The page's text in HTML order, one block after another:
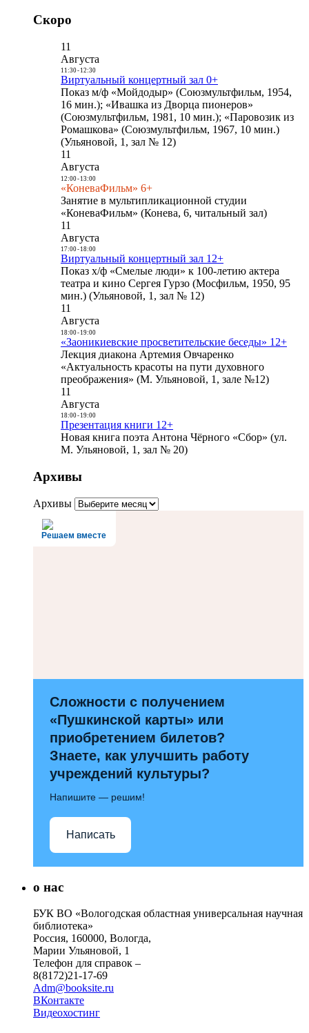
Скоро
11
Августа
11:30- 12:30
Виртуальный концертный зал 0+
Показ м/ф «Мойдодыр» (Союзмультфильм, 1954,
16 мин.); «Ивашка из Дворца пионеров»
(Союзмультфильм, 1981, 10 мин.); «Паровозик из
Ромашкова» (Союзмультфильм, 1967, 10 мин.)
(Ульяновой, 1, зал № 12)
11
Августа
12:00- 13:00
«КоневаФильм» 6+
Занятие в мультипликационной студии
«КоневаФильм» (Конева, 6, читальный зал)
11
Августа
17:00- 18:00
Виртуальный концертный зал 12+
Показ х/ф «Смелые люди» к 100-летию актера
театра и кино Сергея Гурзо (Мосфильм, 1950, 95
мин.) (Ульяновой, 1, зал № 12)
11
Августа
18:00- 19:00
«Заоникиевские просветительские беседы» 12+
Лекция диакона Артемия Овчаренко
«Актуальность красоты на пути духовного
преображения» (М. Ульяновой, 1, зале №12)
11
Августа
18:00- 19:00
Презентация книги 12+
Новая книга поэта Антона Чёрного «Сбор» (ул.
М. Ульяновой, 1, зал № 20)
Архивы
Архивы
Решаем вместе
Сложности с получением
«Пушкинской карты» или
приобретением билетов?
Знаете, как улучшить работу
учреждений культуры?
Напишите — решим!
Написать
о нас
БУК ВО «Вологодская областная универсальная научная
библиотека»
Россия, 160000, Вологда,
Марии Ульяновой, 1
Телефон для справок –
8(8172)21-17-69
Adm@booksite.ru
ВКонтакте
Видеохостинг